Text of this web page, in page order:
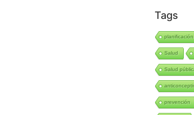
Tags
Salud
Salud
prevención